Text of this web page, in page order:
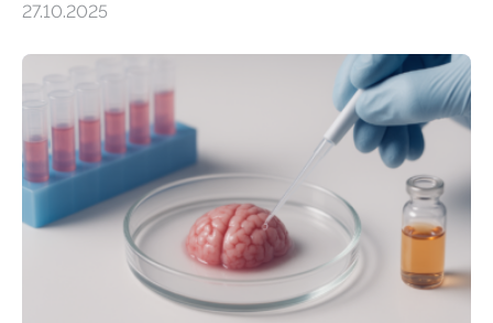
aus dem Deutschen Zentrum für Herzinsuffizienz
im Journal Circulation, warum der Energietransport bei
der Hypertrophen Kardiomyopathie (HCM) versagen
kann und wie sich durch eine Verringerung der
Herzbelastung und des oxidativen Stresses
Rhythmusstörungen reduzieren lassen. Würzburg. Die
hypertrophe Kardiomyopathie (HCM) ist die häufigste
erblich bedingte Herzerkrankung. Sie führt dazu, dass
sich die linke Herzkammer verdickt, der Herzmuskel zu
stark kontrahiert…
27.10.2025